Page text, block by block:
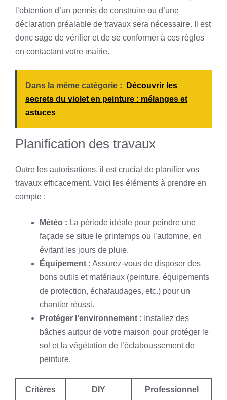
l’obtention d’un permis de construire ou d’une
déclaration préalable de travaux sera nécessaire. Il est
donc sage de vérifier et de se conformer à ces règles
en contactant votre mairie.
Dans la même catégorie :
Découvrir les
secrets du violet en peinture : mélanges et
astuces
Planification des travaux
Outre les autorisations, il est crucial de planifier vos
travaux efficacement. Voici les éléments à prendre en
compte :
Météo : La période idéale pour peindre une
façade se situe le printemps ou l’automne, en
évitant les jours de pluie.
Équipement : Assurez-vous de disposer des
bons outils et matériaux (peinture, équipements
de protection, échafaudages, etc.) pour un
chantier réussi.
Protéger l’environnement : Installez des
bâches autour de votre maison pour protéger le
sol et la végétation de l’éclaboussement de
peinture.
Critères DIY Professionnel